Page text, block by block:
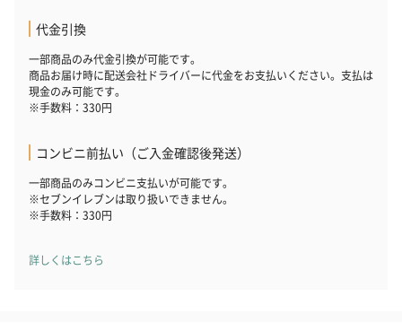
代金引換
一部商品のみ代金引換が可能です。
商品お届け時に配送会社ドライバーに代金をお支払いください。支払は
現金のみ可能です。
※手数料：330円
コンビニ前払い（ご入金確認後発送）
一部商品のみコンビニ支払いが可能です。
※セブンイレブンは取り扱いできません。
※手数料：330円
詳しくはこちら